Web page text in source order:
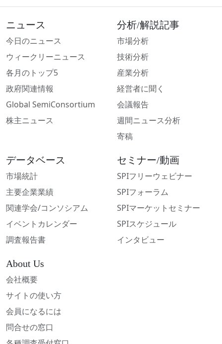
ニュース
今日のニュース
ウィークリーニュース
各月のトップ5
政府関連情報
Global SemiConsortium
株主ニュース
分析/解説記事
市場分析
技術分析
産業分析
経営者に聞く
会議報告
週間ニュース分析
寄稿
データベース
市場統計
主要企業業績
関連学会/コンソシアム
イベントカレンダー
調査報告書
セミナー/動画
SPIフリーウェビナー
SPIフォーラム
SPIマーケットセミナー
SPIスケジュール
インタビュー
About Us
会社概要
サイトの使い方
会員になるには
問合せの窓口